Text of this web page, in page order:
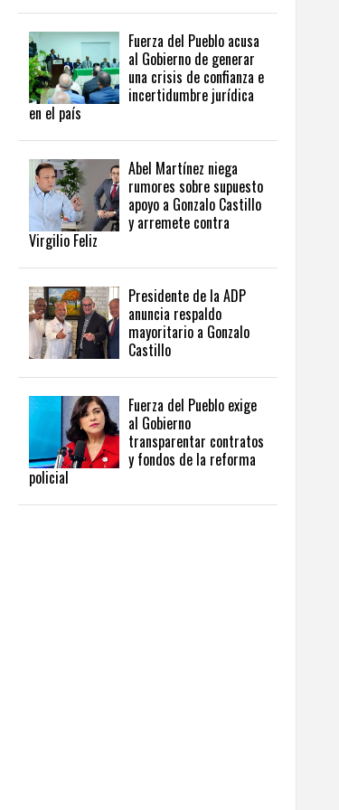
Fuerza del Pueblo acusa
al Gobierno de generar
una crisis de confianza e
incertidumbre jurídica
en el país
Abel Martínez niega
rumores sobre supuesto
apoyo a Gonzalo Castillo
y arremete contra
Virgilio Feliz
Presidente de la ADP
anuncia respaldo
mayoritario a Gonzalo
Castillo
Fuerza del Pueblo exige
al Gobierno
transparentar contratos
y fondos de la reforma
policial